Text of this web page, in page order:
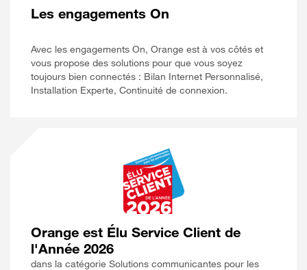
Les engagements On
Avec les engagements On, Orange est à vos côtés et
vous propose des solutions pour que vous soyez
toujours bien connectés : Bilan Internet Personnalisé,
Installation Experte, Continuité de connexion.
Orange est Élu Service Client de
l'Année 2026
dans la catégorie Solutions communicantes pour les